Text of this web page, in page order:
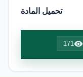
تحميل المادة
171